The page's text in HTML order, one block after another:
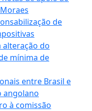
de
do
mínima de
entre Brasil e
angolano
à comissão